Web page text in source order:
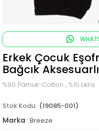
Erkek Çocuk
Bağcık
%90 Pamuk-Cotton , %10 Likra
(19085-001)
Marka : Breeze